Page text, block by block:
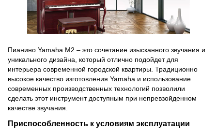
Пианино Yamaha M2 – это сочетание изысканного звучания и
уникального дизайна, который отлично подойдет для
интерьера современной городской квартиры. Традиционно
высокое качество изготовления Yamaha и использование
современных производственных технологий позволили
сделать этот инструмент доступным при непревзойденном
качестве звучания.
Приспособленность к условиям эксплуатации